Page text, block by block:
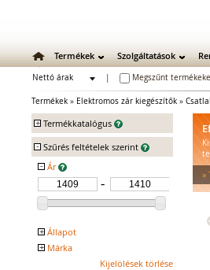
Termékek Szolgáltatások
Nettó árak
Megszűnt
Termékek » Elektromos zár kiegészítők »
+ Termékkatalógus
Mechanikus zárak
Mechanikus bevéső zárak
Zárbetétek
Lakatok
Kiegészítő zárak
Zárpajzsok
Mechanikus kiegészítők
Elektromos zárak
- Szűrés feltételek szerint
- Ár
+ Állapot
Kifutó
+ Márka
Kijelölések törlése
»